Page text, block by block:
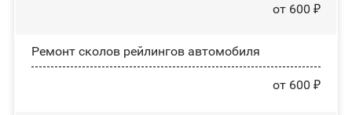
от 600 ₽
Ремонт сколов рейлингов автомобиля
от 600 ₽